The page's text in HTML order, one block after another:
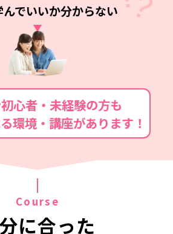
んでいいか分からない
心者・未経験の方も
環境・講座があります！
Course
に合った